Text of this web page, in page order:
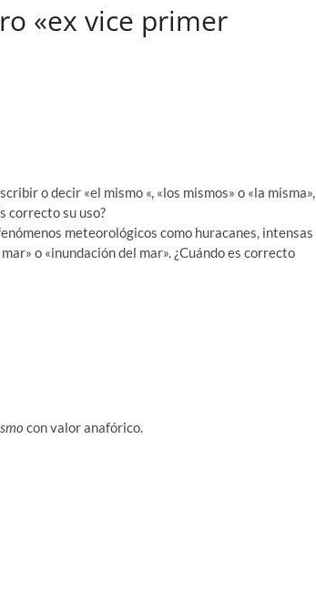
s
p
«ex vice primer
o decir «el mismo «, «los mismos» o «la misma»,
correcto su uso?
meteorológicos como huracanes, intensas
o «inundación del mar». ¿Cuándo es correcto
con valor anafórico.